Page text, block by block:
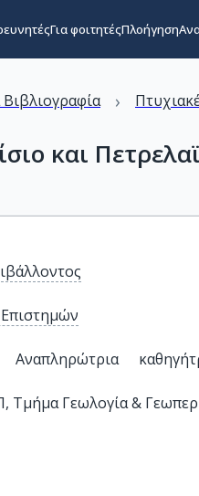
Για φοιτητέςΠλοήγηση
Βιβλιογραφία ›
και
Τμήμα Γεωλογία &